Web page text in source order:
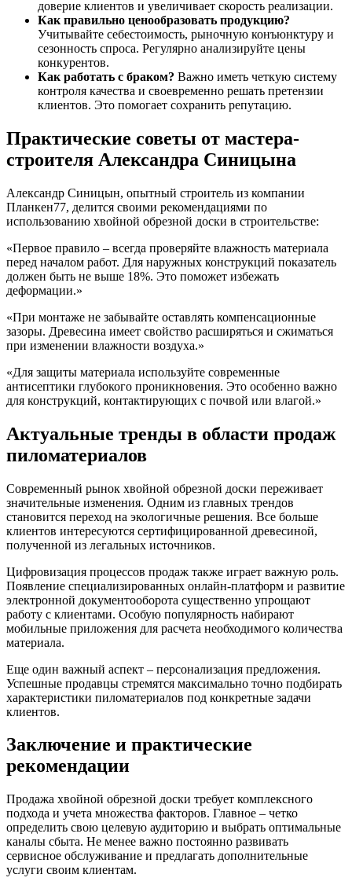
доверие клиентов и увеличивает скорость реализации.
Как правильно ценообразовать продукцию?
Учитывайте себестоимость, рыночную конъюнктуру и
сезонность спроса. Регулярно анализируйте цены
конкурентов.
Как работать с браком? Важно иметь четкую систему
контроля качества и своевременно решать претензии
клиентов. Это помогает сохранить репутацию.
Практические советы от мастера-
строителя Александра Синицына
Александр Синицын, опытный строитель из компании
Планкен77, делится своими рекомендациями по
использованию хвойной обрезной доски в строительстве:
«Первое правило – всегда проверяйте влажность материала
перед началом работ. Для наружных конструкций показатель
должен быть не выше 18%. Это поможет избежать
деформации.»
«При монтаже не забывайте оставлять компенсационные
зазоры. Древесина имеет свойство расширяться и сжиматься
при изменении влажности воздуха.»
«Для защиты материала используйте современные
антисептики глубокого проникновения. Это особенно важно
для конструкций, контактирующих с почвой или влагой.»
Актуальные тренды в области продаж
пиломатериалов
Современный рынок хвойной обрезной доски переживает
значительные изменения. Одним из главных трендов
становится переход на экологичные решения. Все больше
клиентов интересуются сертифицированной древесиной,
полученной из легальных источников.
Цифровизация процессов продаж также играет важную роль.
Появление специализированных онлайн-платформ и развитие
электронной документооборота существенно упрощают
работу с клиентами. Особую популярность набирают
мобильные приложения для расчета необходимого количества
материала.
Еще один важный аспект – персонализация предложения.
Успешные продавцы стремятся максимально точно подбирать
характеристики пиломатериалов под конкретные задачи
клиентов.
Заключение и практические
рекомендации
Продажа хвойной обрезной доски требует комплексного
подхода и учета множества факторов. Главное – четко
определить свою целевую аудиторию и выбрать оптимальные
каналы сбыта. Не менее важно постоянно развивать
сервисное обслуживание и предлагать дополнительные
услуги своим клиентам.